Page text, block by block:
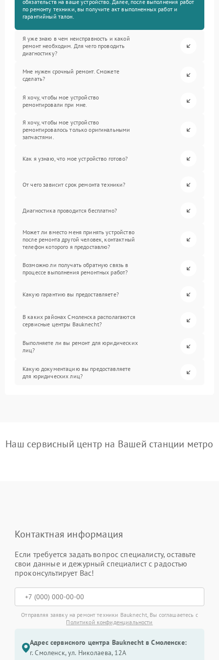
обязательств на ваше устройство. Далее, после выполнения работ
по ремонту техники, вы получите акт выполненных работ и
гарантийный талон.
Я уже знаю в чем неисправность и какой
ремонт необходим. Для чего проводить
диагностику?
Мне нужен срочный ремонт. Сможете
сделать?
Я хочу, чтобы мое устройство
ремонтировали при мне.
Я хочу, чтобы мое устройство
ремонтировалось только оригинальными
запчастями.
Как я узнаю, что мое устройство готово?
От чего зависит срок ремонта техники?
Диагностика проводится бесплатно?
Может ли вместо меня принять устройство
после ремонта другой человек, контактный
телефон которого я предоставлю?
Возможно ли получать обратную связь в
процессе выполнения ремонтных работ?
Какую гарантию вы предоставляете?
В каких районах Смоленска располагаются
сервисные центры Bauknecht?
Выполняете ли вы ремонт для юридических
лиц?
Какую документацию вы предоставляете
для юридических лиц?
Наш сервисный центр на Вашей станции метро
Контактная информация
Если требуется задать вопрос специалисту, оставьте
свои данные и дежурный специалист с радостью
проконсультирует Вас!
Отправляя заявку на ремонт техники Bauknecht, Вы соглашаетесь с
Политикой конфиденциальности
Адрес сервисного центра Bauknecht в Смоленске:
г. Смоленск, ул. Николаева, 12А